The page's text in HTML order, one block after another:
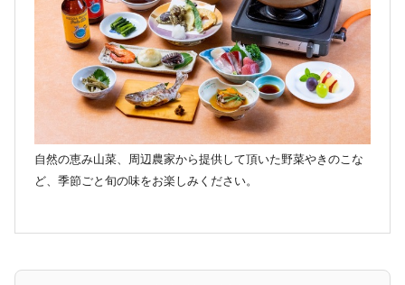
自然の恵み山菜、周辺農家から提供して頂いた野菜やきのこな
ど、季節ごと旬の味をお楽しみください。